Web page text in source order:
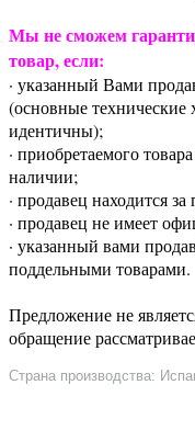
Мы не сможем
товар, если:
· указанный Вами
(основные
идентичны);
· приобретаемого
наличии;
· продавец находится
· продавец не имеет
· указанный вами
поддельными товарами.
Предложение не
обращение
Страна производства: